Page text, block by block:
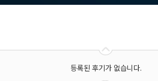
등록된 후기가 없습니다.